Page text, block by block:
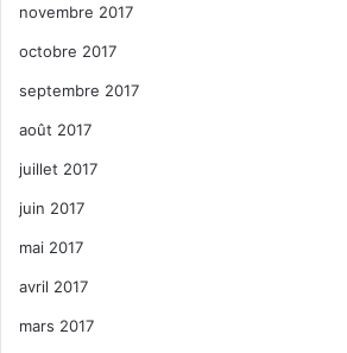
novembre 2017
octobre 2017
septembre 2017
août 2017
juillet 2017
juin 2017
mai 2017
avril 2017
mars 2017